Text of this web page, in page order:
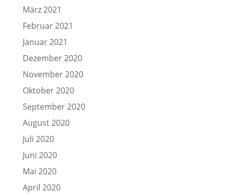
März 2021
Februar 2021
Januar 2021
Dezember 2020
November 2020
Oktober 2020
September 2020
August 2020
Juli 2020
Juni 2020
Mai 2020
April 2020